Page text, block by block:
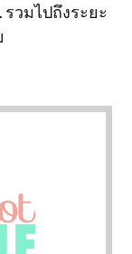
รวมไปถึงระยะ